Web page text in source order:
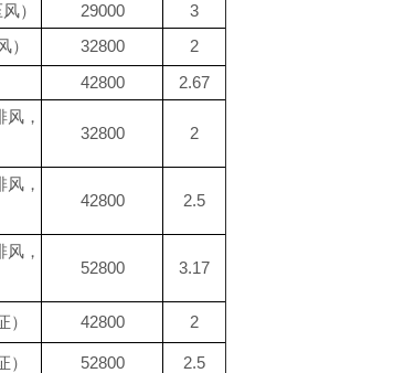
） 29000
3
） 32800
2
42800 2.67
，
32800 2
，
42800 2.5
，
52800 3.17
42800 2
52800 2.5